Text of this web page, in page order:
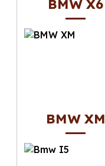
BMW X6
BMW XM